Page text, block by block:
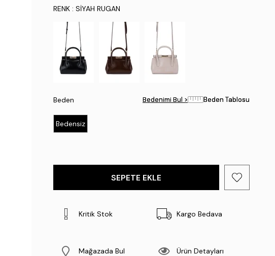
RENK: SIYAH RUGAN
Beden
Bedensiz
Bedenimi Bul > Beden Tablosu
Bedenimi Bul > Beden Tablosu
Kritik Stok Kargo Bedava
Mağazada Bul Ürün Detayları